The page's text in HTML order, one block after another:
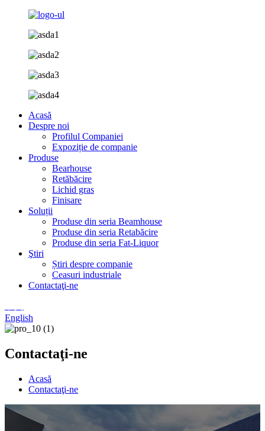
Acasă
Despre noi
Profilul Companiei
Expoziție de companie
Produse
Bearhouse
Retăbăcire
Lichid gras
Finisare
Soluții
Produse din seria Beamhouse
Produse din seria Retabăcire
Produse din seria Fat-Liquor
Ştiri
Știri despre companie
Ceasuri industriale
Contactaţi-ne
English
Contactaţi-ne
Acasă
Contactaţi-ne